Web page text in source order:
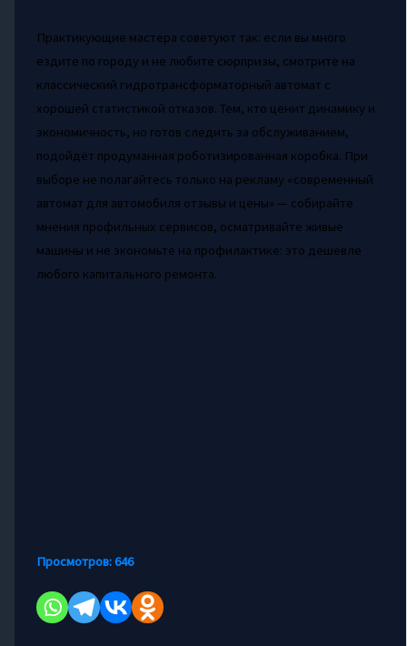
Практикующие мастера советуют так: если вы много
ездите по городу и не любите сюрпризы, смотрите на
классический гидротрансформаторный автомат с
хорошей статистикой отказов. Тем, кто ценит динамику и
экономичность, но готов следить за обслуживанием,
подойдёт продуманная роботизированная коробка. При
выборе не полагайтесь только на рекламу «современный
автомат для автомобиля отзывы и цены» — собирайте
мнения профильных сервисов, осматривайте живые
машины и не экономьте на профилактике: это дешевле
любого капитального ремонта.
Просмотров:646